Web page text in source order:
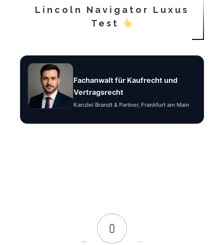
Lincoln Navigator Luxus
Test
Fachanwalt für Kaufrecht und
Vertragsrecht
Kanzlei Brandt & Partner, Frankfurt am Main
0